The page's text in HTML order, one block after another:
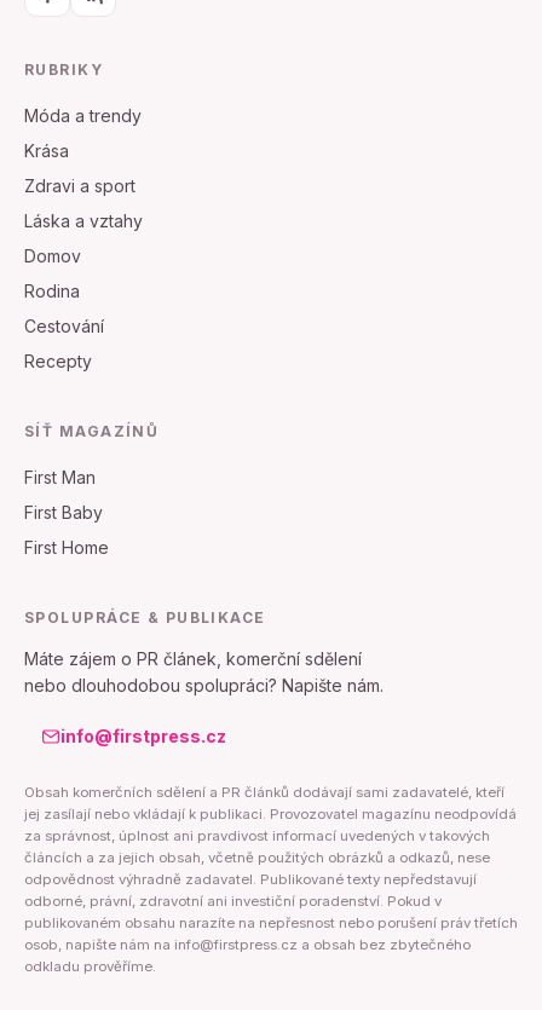
RUBRIKY
Móda a trendy
Krása
Zdravi a sport
Láska a vztahy
Domov
Rodina
Cestování
Recepty
SÍŤ MAGAZÍNŮ
First Man
First Baby
First Home
SPOLUPRÁCE & PUBLIKACE
Máte zájem o PR článek, komerční sdělení
nebo dlouhodobou spolupráci? Napište nám.
info@firstpress.cz
Obsah komerčních sdělení a PR článků dodávají sami zadavatelé, kteří
jej zasílají nebo vkládají k publikaci. Provozovatel magazínu neodpovídá
za správnost, úplnost ani pravdivost informací uvedených v takových
článcích a za jejich obsah, včetně použitých obrázků a odkazů, nese
odpovědnost výhradně zadavatel. Publikované texty nepředstavují
odborné, právní, zdravotní ani investiční poradenství. Pokud v
publikovaném obsahu narazíte na nepřesnost nebo porušení práv třetích
osob, napište nám na info@firstpress.cz a obsah bez zbytečného
odkladu prověříme.